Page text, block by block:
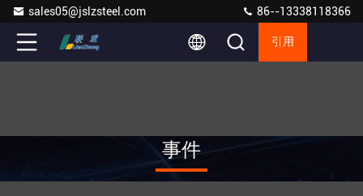
sales05@jslzsteel.com 86--13338118366
引用
事件